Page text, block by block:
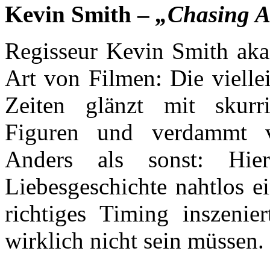
Kevin Smith – „Chasing
Regisseur Kevin Smith
Art von Filmen: Die
Zeiten glänzt mit
Figuren und verdammt
Anders als sonst:
Liebesgeschichte nahtlos
richtiges Timing
wirklich nicht sein müssen.